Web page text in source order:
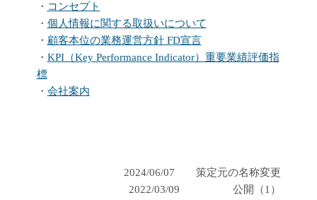
・ コンセプト
・ 個人情報に関する取扱いについて
・ 顧客本位の業務運営方針 FD宣言
・ KPI（Key Performance Indicator）重要業績評価指
標
・ 会社案内
2024/06/07 策定元の名称変更
2022/03/09 公開（1）